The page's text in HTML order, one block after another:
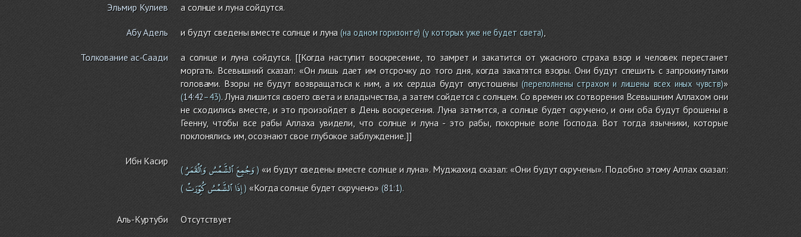
Эльмир Кулиев а солнце и луна сойдутся.
Абу Адель и будут сведены вместе солнце и луна (на одном горизонте) (у которых уже не будет света)
Толкование ас-Саади
а солнце и луна сойдутся. [[Когда наступит воскресение, то замрет и закатится от ужасного страха взор и человек перестанет
моргать. Всевышний сказал: «Он лишь дает им отсрочку до того дня, когда закатятся взоры. Они будут спешить с запрокинутыми
головами. Взоры не будут возвращаться к ним, а их сердца будут опустошены(переполнены страхом и лишены всех иных чувств)»
(14:42–43). Луна лишится своего света и владычества, а затем сойдется с солнцем. Со времен их сотворения Всевышним Аллахом они
не сходились вместе, и это произойдет в День воскресения. Луна затмится, а солнце будет скручено, и они оба будут брошены в
Геенну, чтобы все рабы Аллаха увидели, что солнце и луна - это рабы, покорные воле Господа. Вот тогда язычники, которые
поклонялись им, осознают свое глубокое заблуждение.]]
Ибн Касир
( وَجُمِعَٱلشَّمْسُوَٱلْقَمَرُ ) «и будут сведены вместе солнце и луна». Муджахид сказал: «Они будут скручены». Подобно этому Аллах сказал:
( إِذَاٱلشَّمْسُكُوِّرَتْ ) «Когда солнце будет скручено» (81:1).
Аль-Куртуби Отсутствует